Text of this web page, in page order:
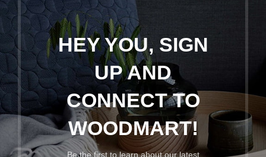
HEY YOU, SIGN
UP AND
CONNECT TO
WOODMART!
Be the first to learn about our latest